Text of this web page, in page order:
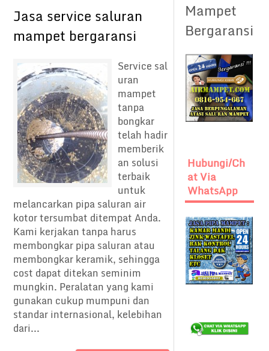
Jasa service saluran
mampet bergaransi
Service sal
uran
mampet
tanpa
bongkar
telah hadir
memberik
an solusi
terbaik
untuk
melancarkan pipa saluran air
kotor tersumbat ditempat Anda.
Kami kerjakan tanpa harus
membongkar pipa saluran atau
membongkar keramik, sehingga
cost dapat ditekan seminim
mungkin. Peralatan yang kami
gunakan cukup mumpuni dan
standar internasional, kelebihan
dari...
Mampet
Bergaransi
Hubungi/Ch
At Via
WhatsApp